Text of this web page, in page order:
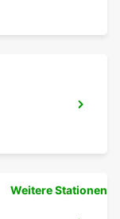
Weitere Stationen